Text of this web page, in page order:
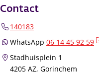
Contact
140183
WhatsApp 06 14 45 92 59
Stadhuisplein 1
4205 AZ, Gorinchem